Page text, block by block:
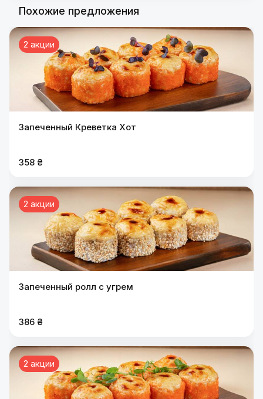
Похожие предложения
2 акции
Запеченный Креветка Хот
358 ₴
2 акции
Запеченный ролл с угрем
386 ₴
2 акции